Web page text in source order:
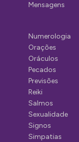
Mensagens
Numerologia
Orações
Oráculos
Pecados
Previsões
Reiki
Salmos
Sexualidade
Signos
Simpatias